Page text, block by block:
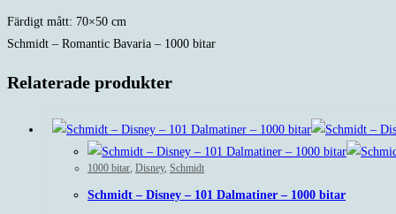
Färdigt mått: 70×50 cm
Schmidt – Romantic Bavaria – 1000 bitar
Relaterade produkter
1000 bitar, Disney, Schmidt
Schmidt – Disney – 101 Dalmatiner – 1000 bitar